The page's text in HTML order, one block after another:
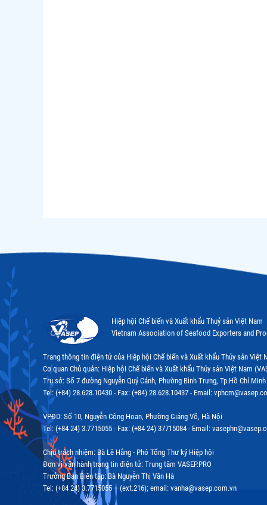
Hiệp hội Chế biến và Xuất khẩu Thuỷ sản Việt Nam
Vietnam Association of Seafood Exporters and
Trang thông tin điện tử của Hiệp hội Chế biến và Xuất khẩu Thủy sản Việt
Cơ quan Chủ quản: Hiệp hội Chế biến và Xuất khẩu Thủy sản Việt Nam
Trụ sở: Số 7 đường Nguyễn Quý Cảnh, Phường Bình Trưng, Tp.Hồ Chí Minh
Tel: (+84) 28.628.10430 - Fax: (+84) 28.628.10437 - Email:
VPĐD: Số 10, Nguyễn Công Hoan, Phường Giảng Võ, Hà Nội
Tel: (+84 24) 3.7715055 - Fax: (+84 24) 37715084 - Email:
Chịu trách nhiệm: Bà Lê Hằng - Phó Tổng Thư ký Hiệp hội
Đơn vị vận hành trang tin điện tử: Trung tâm VASEP.PRO
Trưởng Ban Biên tập: Bà Nguyễn Thị Vân Hà
Tel: (+84 24) 3.7715055 – (ext.216); email: vanha@vasep.com.vn